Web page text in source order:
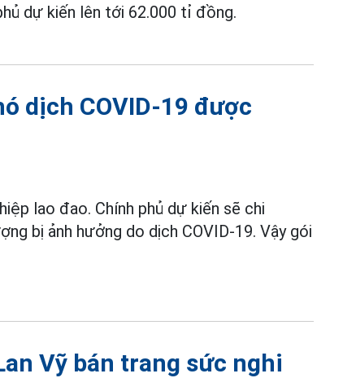
dự kiến lên tới 62.000 tỉ đồng.
dịch COVID-19 được
lao đao. Chính phủ dự kiến sẽ chi
bị ảnh hưởng do dịch COVID-19. Vậy gói
Vỹ bán trang sức nghi